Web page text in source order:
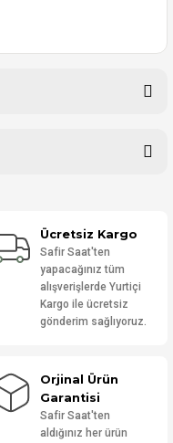
Ücretsiz Kargo
Safir Saat'ten
yapacağınız tüm
alışverişlerde Yurtiçi
Kargo ile ücretsiz
gönderim sağlıyoruz.
Orjinal Ürün
Garantisi
Safir Saat'ten
aldığınız her ürün